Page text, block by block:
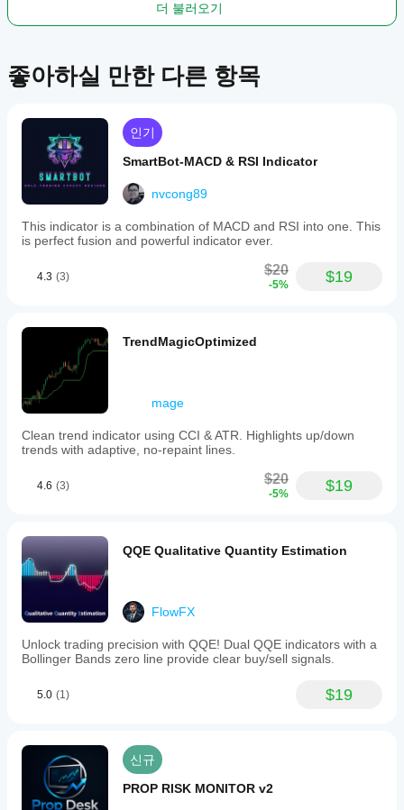
더 불러오기
좋아하실 만한 다른 항목
인기
SmartBot-MACD & RSI Indicator
nvcong89
This indicator is a combination of MACD and RSI into one. This
is perfect fusion and powerful indicator ever.
4.3 (3) $20
-5% $19
TrendMagicOptimized
mage
Clean trend indicator using CCI & ATR. Highlights up/down
trends with adaptive, no-repaint lines.
4.6 (3) $20
-5% $19
QQE Qualitative Quantity Estimation
FlowFX
Unlock trading precision with QQE! Dual QQE indicators with a
Bollinger Bands zero line provide clear buy/sell signals.
5.0 (1) $19
신규
PROP RISK MONITOR v2